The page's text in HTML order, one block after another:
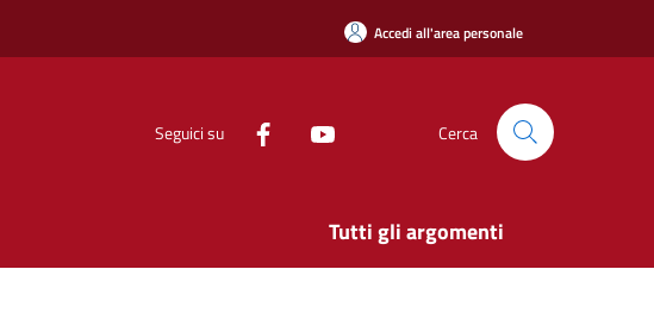
Accedi all'area personale
Seguici su Cerca
Tutti gli argomenti